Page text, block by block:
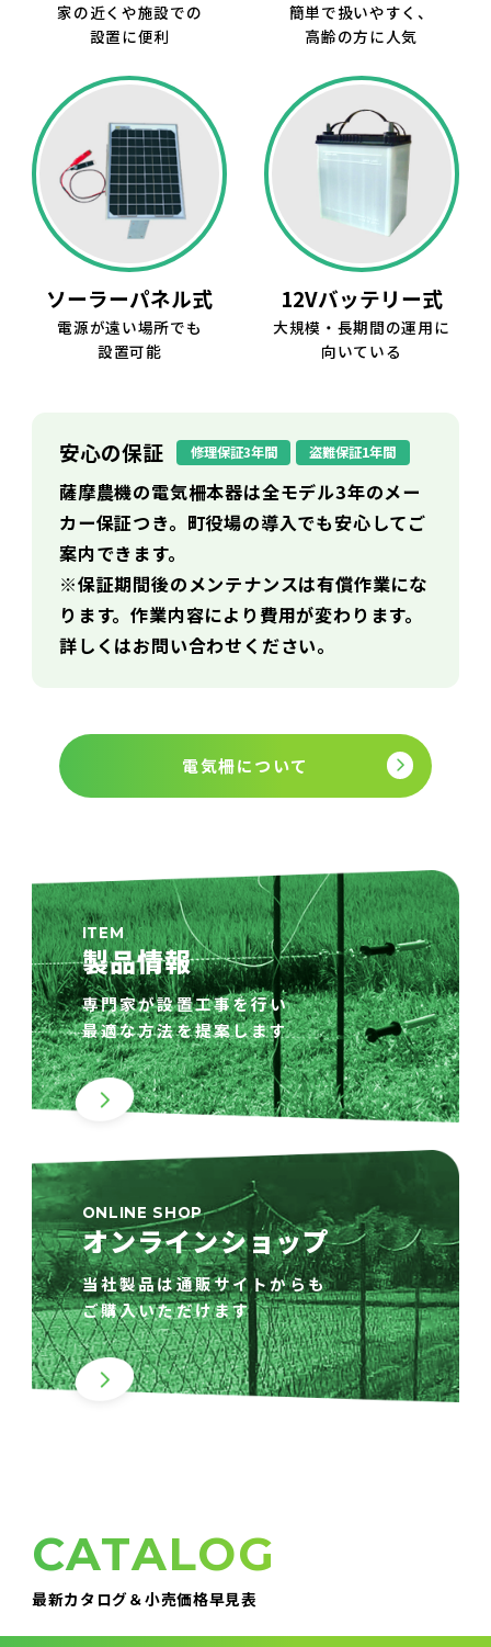
家の近くや施設での
設置に便利
簡単で扱いやすく、
高齢の方に人気
ソーラーパネル式
電源が遠い場所でも
設置可能
12Vバッテリー式
大規模・長期間の運用に
向いている
安心の保証 修理保証3年間 盗難保証1年間
薩摩農機の電気柵本器は全モデル3年のメー
カー保証つき。町役場の導入でも安心してご
案内できます。
※保証期間後のメンテナンスは有償作業にな
ります。作業内容により費用が変わります。
詳しくはお問い合わせください。
電気柵について
ITEM
製品情報
専門家が設置工事を行い
最適な方法を提案します
ONLINE SHOP
オンラインショップ
当社製品は通販サイトからも
ご購入いただけます
CATALOG
最新カタログ＆小売価格早見表